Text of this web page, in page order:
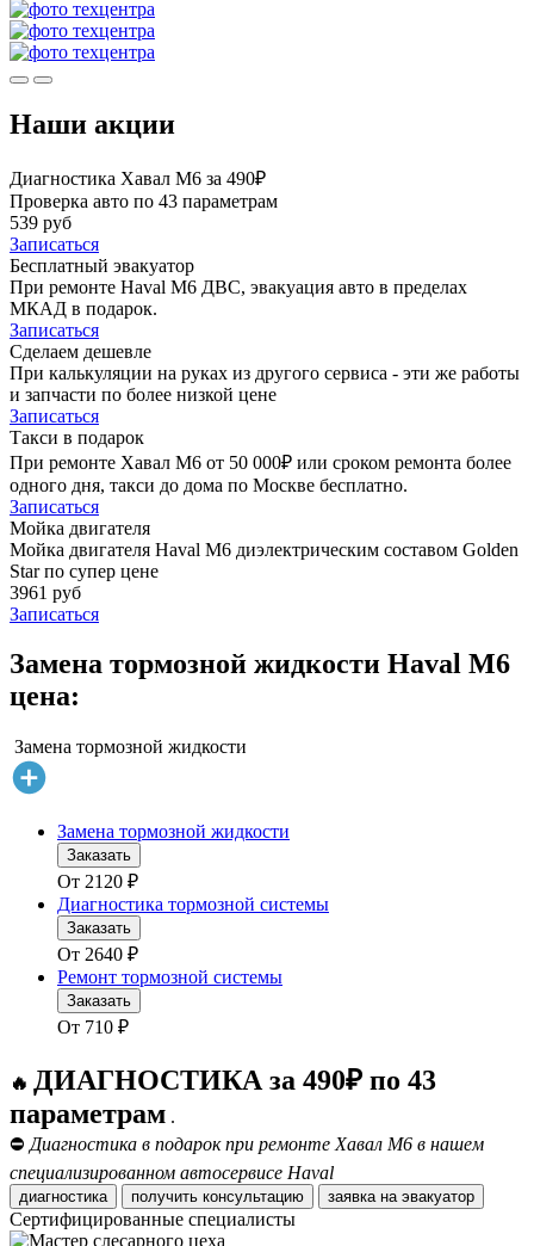
Наши акции
Диагностика Хавал М6 за 490₽
Проверка авто по 43 параметрам
539 руб
Записаться
Бесплатный эвакуатор
При ремонте Haval M6 ДВС, эвакуация авто в пределах
МКАД в подарок.
Записаться
Сделаем дешевле
При калькуляции на руках из другого сервиса - эти же работы
и запчасти по более низкой цене
Записаться
Такси в подарок
При ремонте Хавал М6 от 50 000₽ или сроком ремонта более
одного дня, такси до дома по Москве бесплатно.
Записаться
Мойка двигателя
Мойка двигателя Haval M6 диэлектрическим составом Golden
Star по супер цене
3961 руб
Записаться
Замена тормозной жидкости Haval M6
цена:
Замена тормозной жидкости
Замена тормозной жидкости
Заказать
От 2120 ₽
Диагностика тормозной системы
Заказать
От 2640 ₽
Ремонт тормозной системы
Заказать
От 710 ₽
🔥 ДИАГНОСТИКА за 490₽ по 43
параметрам .
⛔ Диагностика в подарок при ремонте Хавал М6 в нашем
специализированном автосервисе Haval
диагностика получить консультацию заявка на эвакуатор
Сертифицированные специалисты